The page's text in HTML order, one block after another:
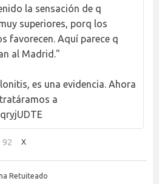
la sensación de q
superiores, porq los
favorecen. Aquí parece q
al Madrid."
es una evidencia. Ahora
a
92 X
Retuiteado